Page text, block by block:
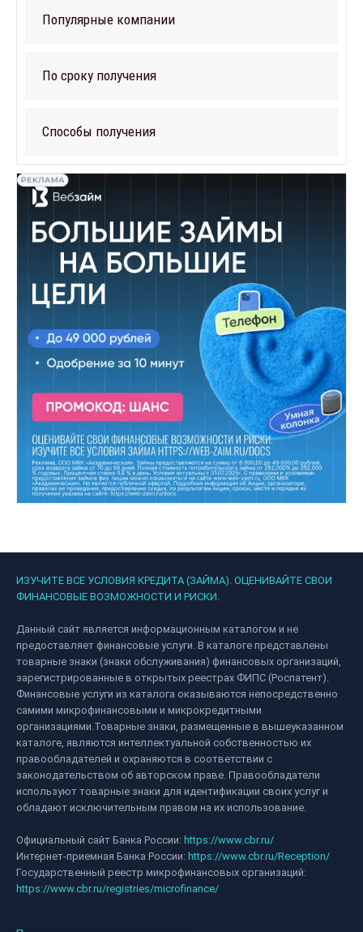
Популярные компании
По сроку получения
Способы получения
ИЗУЧИТЕ ВСЕ УСЛОВИЯ КРЕДИТА (ЗАЙМА). ОЦЕНИВАЙТЕ СВОИ
ФИНАНСОВЫЕ ВОЗМОЖНОСТИ И РИСКИ.
Данный сайт является информационным каталогом и не
предоставляет финансовые услуги. В каталоге представлены
товарные знаки (знаки обслуживания) финансовых организаций,
зарегистрированные в открытых реестрах ФИПС (Роспатент).
Финансовые услуги из каталога оказываются непосредственно
самими микрофинансовыми и микрокредитными
организациями.Товарные знаки, размещенные в вышеуказанном
каталоге, являются интеллектуальной собственностью их
правообладателей и охраняются в соответствии с
законодательством об авторском праве. Правообладатели
используют товарные знаки для идентификации своих услуг и
обладают исключительным правом на их использование.
Официальный сайт Банка России: https://www.cbr.ru/
Интернет-приемная Банка России: https://www.cbr.ru/Reception/
Государственный реестр микрофинансовых организаций:
https://www.cbr.ru/registries/microfinance/